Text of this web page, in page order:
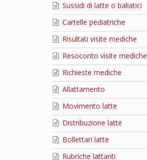
Sussidi di latte o baliatici
Cartelle pediatriche
Risultati visite mediche
Resoconto visite mediche
Richieste mediche
Allattamento
Movimento latte
Distribuzione latte
Bollettari latte
Rubriche lattanti